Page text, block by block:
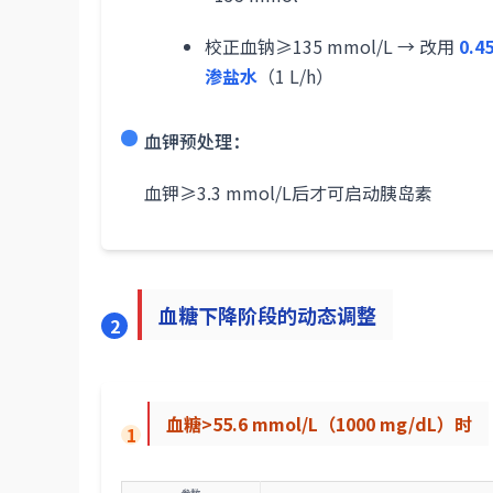
校正血钠≥135 mmol/L → 改用
渗盐水 （1 L/h）
血钾预处理：
血钾≥3.3 mmol/L后才可启动胰岛素
2 血糖下降阶段的动态调整
1 血糖>55.6 mmol/L（1000 mg/dL）时